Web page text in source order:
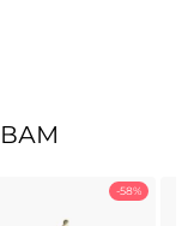
-58%